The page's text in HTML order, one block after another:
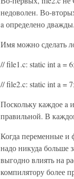
недоволен. Во-
a определено дважды.
Имя можно сделать
// file1.c: static int a =
// file2.c: static int a =
Поскольку каждое a
правильной. В
Когда переменные и
надо никуда больше
выгодно влиять на
компилятору более